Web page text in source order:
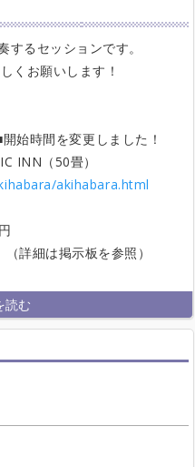
るセッションです。
くお願いします！
始時間を変更しました！
INN（50畳）
akihabara.html
詳細は掲示板を参照）